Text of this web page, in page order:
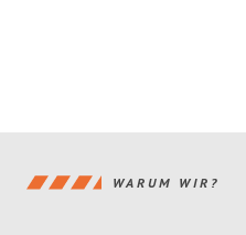
WARUM WIR?